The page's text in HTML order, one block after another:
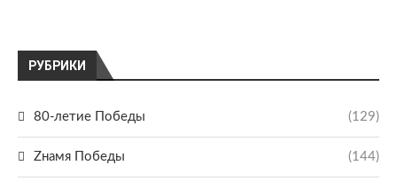
РУБРИКИ
80-летие Победы (129)
Zнамя Победы (144)